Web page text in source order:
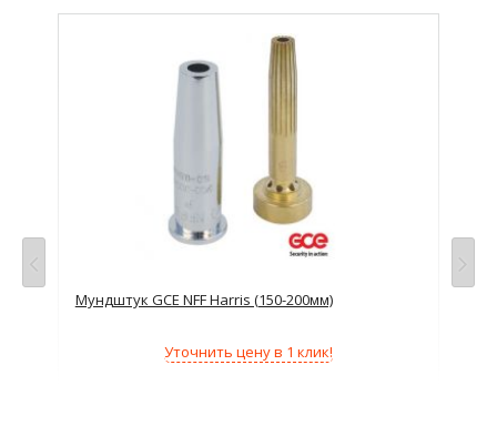
Мундштук GCE NFF Harris (150-200мм)
Уточнить цену в 1 клик!